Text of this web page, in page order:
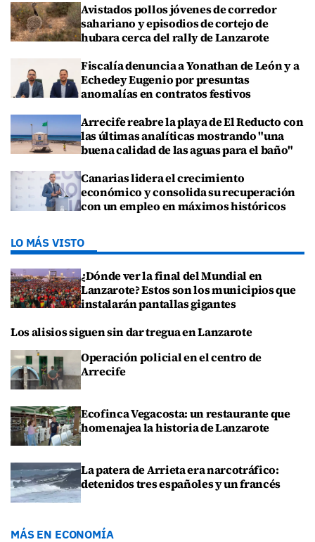
Avistados pollos jóvenes de corredor
sahariano y episodios de cortejo de
hubara cerca del rally de Lanzarote
Fiscalía denuncia a Yonathan de León y a
Echedey Eugenio por presuntas
anomalías en contratos festivos
Arrecife reabre la playa de El Reducto con
las últimas analíticas mostrando "una
buena calidad de las aguas para el baño"
Canarias lidera el crecimiento
económico y consolida su recuperación
con un empleo en máximos históricos
LO MÁS VISTO
¿Dónde ver la final del Mundial en
Lanzarote? Estos son los municipios que
instalarán pantallas gigantes
Los alisios siguen sin dar tregua en Lanzarote
Operación policial en el centro de
Arrecife
Ecofinca Vegacosta: un restaurante que
homenajea la historia de Lanzarote
La patera de Arrieta era narcotráfico:
detenidos tres españoles y un francés
MÁS EN ECONOMÍA